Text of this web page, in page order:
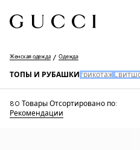
Женская одежда Одежда
ТОПЫ И РУБАШКИ трикотаж
80 Товары Отсортировано по:
Рекомендации